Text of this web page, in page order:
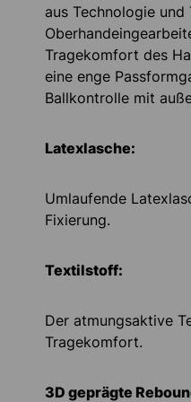
aus Technologie und
Tragekomfort des
eine enge
Ballkontrolle mit
Latexlasche:
Umlaufende
Fixierung.
Textilstoff:
Der atmungsaktive
Tragekomfort.
3D geprägte